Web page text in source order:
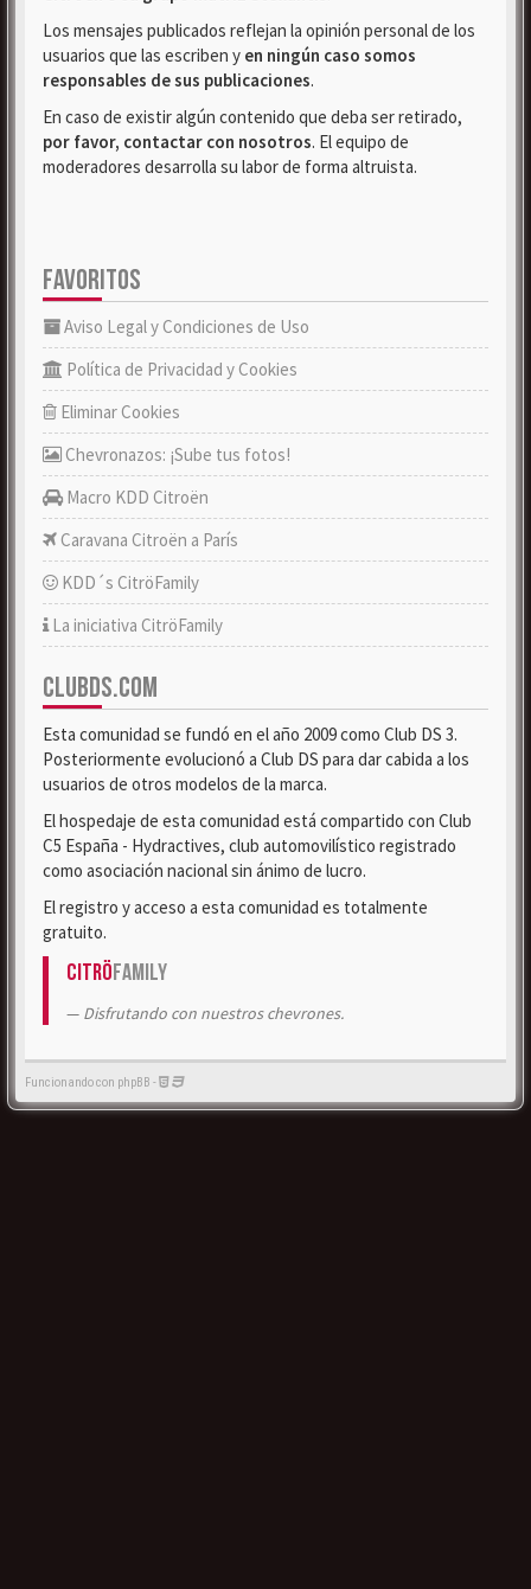
Los mensajes publicados reflejan la opinión personal de los
usuarios que las escriben y en ningún caso somos
responsables de sus publicaciones.
En caso de existir algún contenido que deba ser retirado,
por favor, contactar con nosotros. El equipo de
moderadores desarrolla su labor de forma altruista.
FAVORITOS
Aviso Legal y Condiciones de Uso
Política de Privacidad y Cookies
Eliminar Cookies
Chevronazos: ¡Sube tus fotos!
Macro KDD Citroën
Caravana Citroën a París
KDD´s CitröFamily
La iniciativa CitröFamily
CLUBDS.COM
Esta comunidad se fundó en el año 2009 como Club DS 3.
Posteriormente evolucionó a Club DS para dar cabida a los
usuarios de otros modelos de la marca.
El hospedaje de esta comunidad está compartido con Club
C5 España - Hydractives, club automovilístico registrado
como asociación nacional sin ánimo de lucro.
El registro y acceso a esta comunidad es totalmente
gratuito.
CitröFamily
Disfrutando con nuestros chevrones.
Funcionando con phpBB -